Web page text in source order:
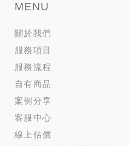
關於我們
服務項目
服務流程
自有商品
案例分享
客服中心
線上估價